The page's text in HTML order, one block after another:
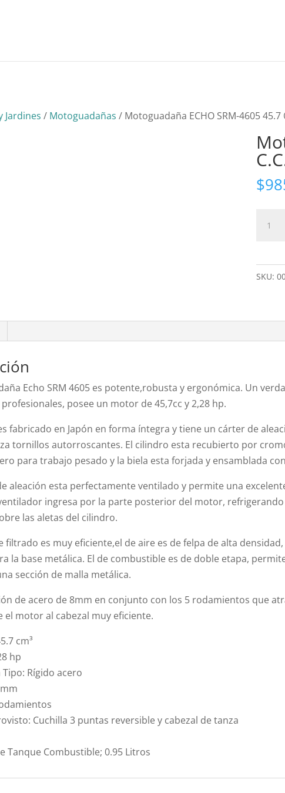
Jardines / Motoguadañas / Motoguadaña ECHO SRM-4605 45.7
$
ECHO
4605
45.7
SKU:
Echo SRM 4605 es potente,robusta y ergonómica. Un
posee un motor de 45,7cc y 2,28 hp.
fabricado en Japón en forma íntegra y tiene un cárter de
tornillos autorroscantes. El cilindro esta recubierto por
para trabajo pesado y la biela esta forjada y ensamblada
aleación esta perfectamente ventilado y permite una
ingresa por la parte posterior del motor,
las aletas del cilindro.
filtrado es muy eficiente,el de aire es de felpa de alta
la base metálica. El de combustible es de doble etapa,
sección de malla metálica.
de acero de 8mm en conjunto con los 5 rodamientos que
el motor al cabezal muy eficiente.
cm³
hp
Rígido acero
Cuchilla 3 puntas reversible y cabezal de tanza
Tanque Combustible; 0.95 Litros